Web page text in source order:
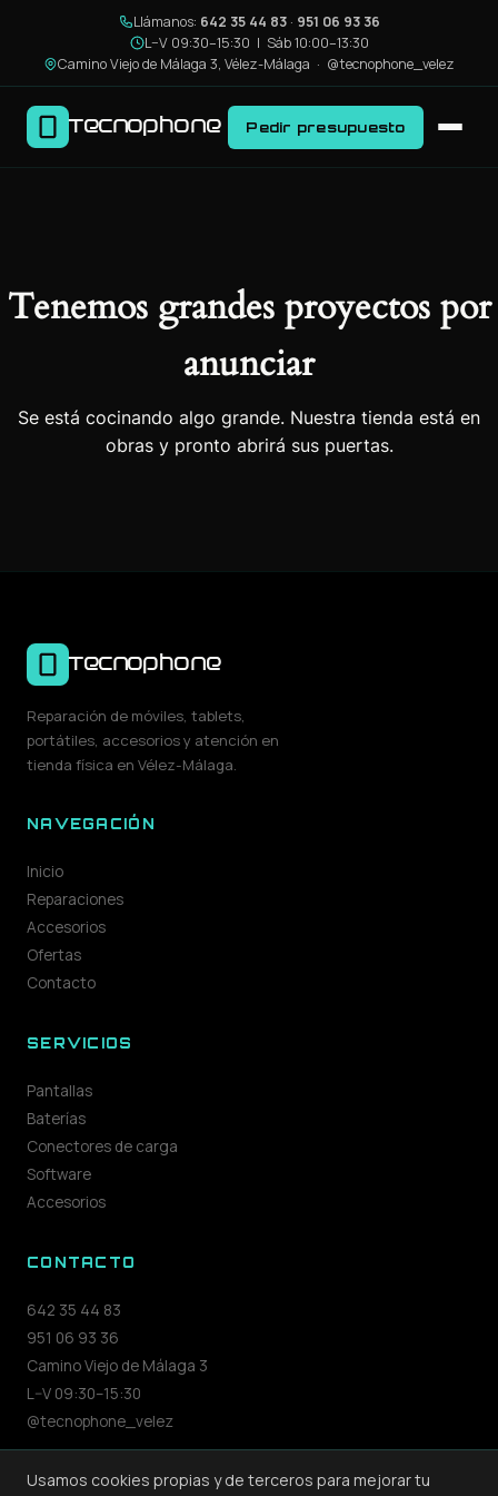
Llámanos: 642 35 44 83· 951 06 93 36
L–V 09:30–15:30 | Sáb 10:00–13:30
Camino Viejo de Málaga 3, Vélez-Málaga · @tecnophone_velez
Tecnophone Pedir presupuesto
Tenemos grandes proyectos por
anunciar
Se está cocinando algo grande. Nuestra tienda está en
obras y pronto abrirá sus puertas.
Tecnophone
Reparación de móviles, tablets,
portátiles, accesorios y atención en
tienda física en Vélez-Málaga.
NAVEGACIÓN
Inicio
Reparaciones
Accesorios
Ofertas
Contacto
SERVICIOS
Pantallas
Baterías
Conectores de carga
Software
Accesorios
CONTACTO
642 35 44 83
951 06 93 36
Camino Viejo de Málaga 3
L–V 09:30–15:30
@tecnophone_velez
Usamos cookies propias y de terceros para mejorar tu